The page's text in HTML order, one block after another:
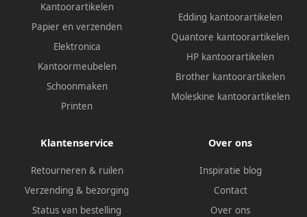
Kantoorartikelen
Papier en verzenden
Elektronica
Kantoormeubelen
Schoonmaken
Printen
Edding kantoorartikelen
Quantore kantoorartikelen
HP kantoorartikelen
Brother kantoorartikelen
Moleskine kantoorartikelen
Klantenservice
Retourneren & ruilen
Verzending & bezorging
Status van bestelling
Over ons
Inspiratie blog
Contact
Over ons